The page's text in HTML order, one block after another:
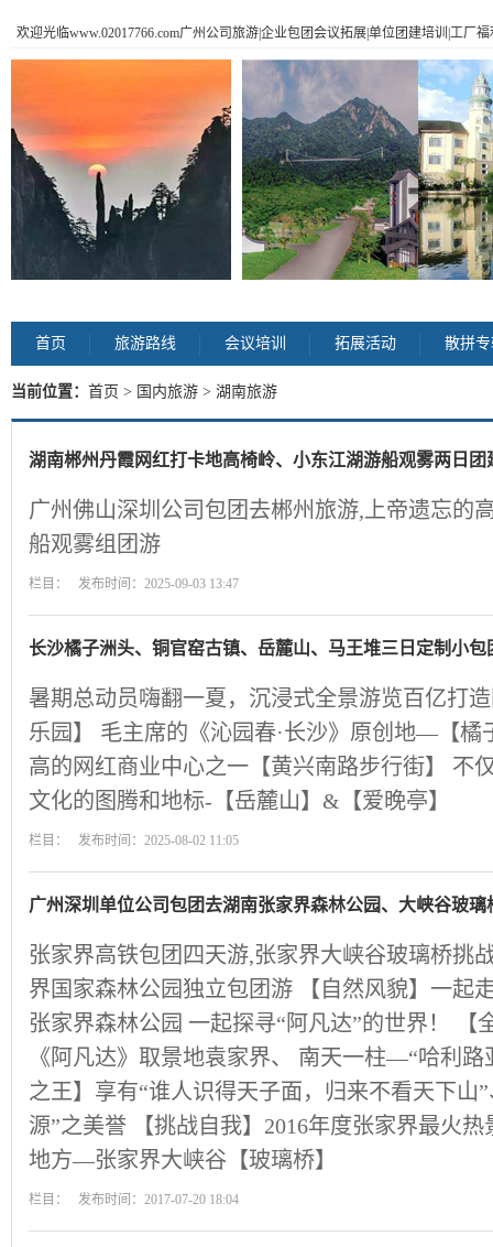
欢迎光临www.02017766.com广州公司旅游|企业包团会议拓展|单位团建培训|工厂
首页 旅游路线 会议培训 拓展活动 散拼
当前位置： 首页 > 国内旅游 > 湖南旅游
湖南郴州丹霞网红打卡地高椅岭、小东江湖游船观雾两日团
广州佛山深圳公司包团去郴州旅游,上帝遗忘的
船观雾组团游
栏目： 发布时间：2025-09-03 13:47
长沙橘子洲头、铜官窑古镇、岳麓山、马王堆三日定制小包
暑期总动员嗨翻一夏，沉浸式全景游览百亿打
乐园】 毛主席的《沁园春·长沙》原创地—【橘
高的网红商业中心之一【黄兴南路步行街】 不
文化的图腾和地标-【岳麓山】&【爱晚亭】
栏目： 发布时间：2025-08-02 11:05
广州深圳单位公司包团去湖南张家界森林公园、大峡谷玻璃
张家界高铁包团四天游,张家界大峡谷玻璃桥挑
界国家森林公园独立包团游 【自然风貌】一起
张家界森林公园 一起探寻“阿凡达”的世界！ 【
《阿凡达》取景地袁家界、 南天一柱—“哈利
之王】享有“谁人识得天子面，归来不看天下山
源”之美誉 【挑战自我】2016年度张家界最火
地方—张家界大峡谷【玻璃桥】
栏目： 发布时间：2017-07-20 18:04